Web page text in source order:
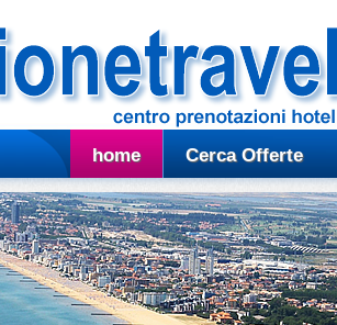
home Cerca Offerte